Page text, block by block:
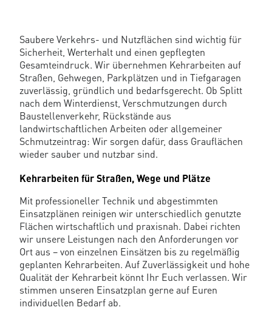
Saubere Verkehrs- und Nutzflächen sind wichtig für
Sicherheit, Werterhalt und einen gepflegten
Gesamteindruck. Wir übernehmen Kehrarbeiten auf
Straßen, Gehwegen, Parkplätzen und in Tiefgaragen
zuverlässig, gründlich und bedarfsgerecht. Ob Splitt
nach dem Winterdienst, Verschmutzungen durch
Baustellenverkehr, Rückstände aus
landwirtschaftlichen Arbeiten oder allgemeiner
Schmutzeintrag: Wir sorgen dafür, dass Grauflächen
wieder sauber und nutzbar sind.
Kehrarbeiten für Straßen, Wege und Plätze
Mit professioneller Technik und abgestimmten
Einsatzplänen reinigen wir unterschiedlich genutzte
Flächen wirtschaftlich und praxisnah. Dabei richten
wir unsere Leistungen nach den Anforderungen vor
Ort aus – von einzelnen Einsätzen bis zu regelmäßig
geplanten Kehrarbeiten. Auf Zuverlässigkeit und hohe
Qualität der Kehrarbeit könnt Ihr Euch verlassen. Wir
stimmen unseren Einsatzplan gerne auf Euren
individuellen Bedarf ab.